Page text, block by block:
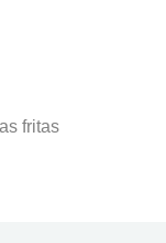
fritas